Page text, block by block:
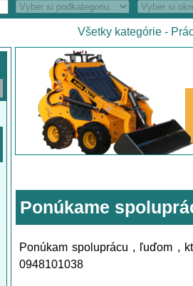
Všetky kategórie -
Ponúkame
Ponúkam spoluprácu , ľuďom ,
0948101038